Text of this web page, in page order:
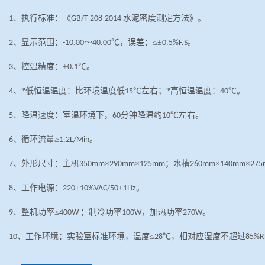
1、执行标准：《GB/T 208-2014 水泥密度测定方法》。
2、显示范围： -10.00～40.00℃，误差：≤±0.5%F.S。
3、控温精度：±0.1℃。
4、*低恒温温度：比环境温度低15℃左右；*高恒温温度： 40℃。
5、降温速度：室温环境下， 60分钟降温约10℃左右。
6、循环流量≥1.2L/Min。
7、外形尺寸：主机350mm×290mm×125mm；水槽260mm×140mm×
8、工作电源： 220±10%VAC/50±1Hz。
9、整机功率≤400W ；制冷功率100W，加热功率270W。
10、工作环境：实验室标准环境，温度≤28℃，相对应湿度不超过